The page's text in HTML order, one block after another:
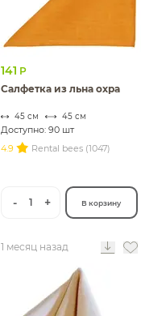
141 Р
Салфетка из льна охра
45 см 45 см
Доступно: 90 шт
4.9
Rental bees (1047)
- 1 + В корзину
1 месяц назад